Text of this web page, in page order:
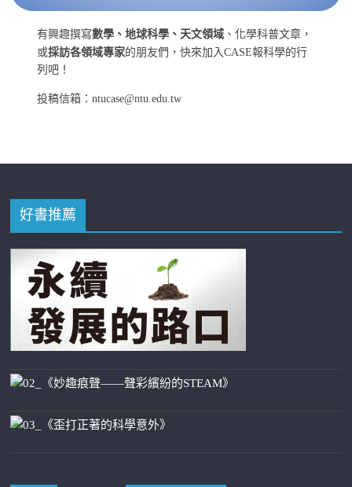
有興趣撰寫數學、地球科學、天文領域 、化學科普文章，
或採訪各領域專家的朋友們，快來加入CASE報科學的行
列吧！
投稿信箱：ntucase@ntu.edu.tw
好書推薦